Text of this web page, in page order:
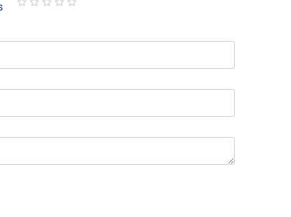
star
stars
stars
stars
stars